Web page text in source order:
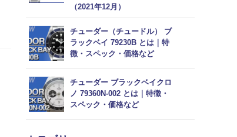
（2021年12月）
チューダー（チュードル） ブ
ラックベイ 79230B とは｜特
徴・スペック・価格など
チューダー ブラックベイクロ
ノ 79360N-002 とは｜特徴・
スペック・価格など